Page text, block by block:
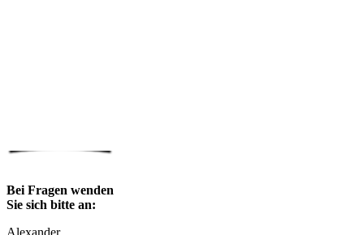
Bei Fragen wenden
Sie sich bitte an:
Alexander